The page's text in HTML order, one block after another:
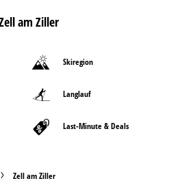
am Ziller
Skiregion
Langlauf
Last-Minute & Deals
Zell am Ziller